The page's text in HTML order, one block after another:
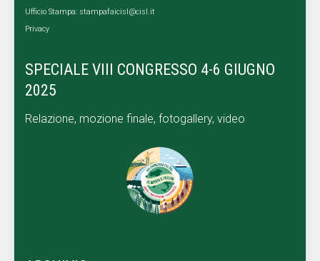
Ufficio Stampa: stampafaicisl@cisl.it
Privacy
SPECIALE VIII CONGRESSO 4-6 GIUGNO
2025
Relazione, mozione finale, fotogallery, video